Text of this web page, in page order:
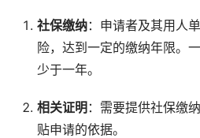
社保缴纳：申请者及其用人
险，达到一定的缴纳年限。
少于一年。
相关证明 ：需要提供社保缴
贴申请的依据。